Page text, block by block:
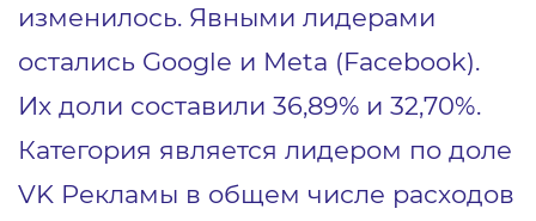
изменилось. Явными лидерами
остались Google и Meta (Facebook).
Их доли составили 36,89% и 32,70%.
Категория является лидером по доле
VK Рекламы в общем числе расходов